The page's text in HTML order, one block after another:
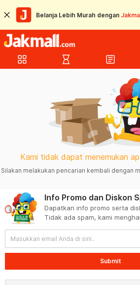
Belanja Lebih Murah dengan
grid_view hourglass_empty article
Kami tidak dapat menemukan
Silakan melakukan pencarian kembali dengan
Info Promo dan Diskon
Dapatkan info promo serta
Tidak ada spam, kami
Submit